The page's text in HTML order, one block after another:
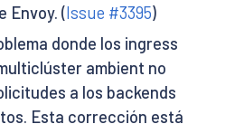
Envoy. (Issue #3395)
donde los ingress
ambient no
a los backends
Esta corrección está